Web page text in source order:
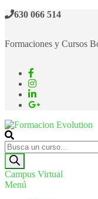
630 066 514
Formaciones y Cursos
Formacion Evolution
Cursos de formación
Campus Virtual
Menú